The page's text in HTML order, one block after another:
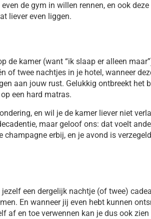
de gym in willen rennen, en ook
liever even liggen.
de kamer (want “ik slaap er alleen
of twee nachtjes in je hotel, wanneer
aan jouw rust. Gelukkig ontbreekt het
een hard matras.
en wil je de kamer liever niet
maar geloof ons: dat voelt
erbij, en je avond is
een dergelijk nachtje (of twee)
En wanneer jij even hebt kunnen
af en toe verwennen kan je dus ook